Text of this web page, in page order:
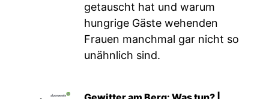
getauscht hat und warum
hungrige Gäste wehenden
Frauen manchmal gar nicht so
unähnlich sind.